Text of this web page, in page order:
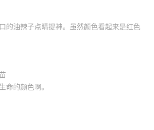
的油辣子点睛提神。虽然颜色看起来是红色
命的颜色啊。